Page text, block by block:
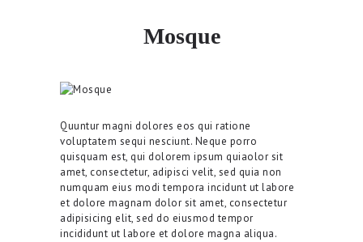
Mosque
Quuntur magni dolores eos qui ratione
voluptatem sequi nesciunt. Neque porro
quisquam est, qui dolorem ipsum quiaolor sit
amet, consectetur, adipisci velit, sed quia non
numquam eius modi tempora incidunt ut labore
et dolore magnam dolor sit amet, consectetur
adipisicing elit, sed do eiusmod tempor
incididunt ut labore et dolore magna aliqua.